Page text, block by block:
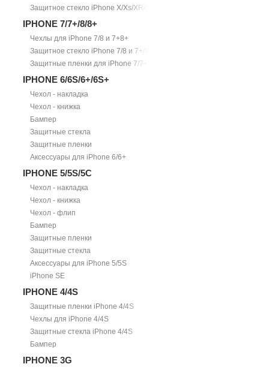
Защитное стекло iPhone X/Xs/XR/Xs Max
IPHONE 7/7+/8/8+
Чехлы для iPhone 7/8 и 7+8+
Защитное стекло iPhone 7/8 и 7+/8+
Защитные пленки для iPhone 7/7+
IPHONE 6/6S/6+/6S+
Чехол - накладка
Чехол - книжка
Бампер
Защитные стекла
Защитные пленки
Аксессуары для iPhone 6/6+
IPHONE 5/5S/5С
Чехол - накладка
Чехол - книжка
Чехол - флип
Бампер
Защитные пленки
Защитные стекла
Аксессуары для iPhone 5/5S
iPhone SE
IPHONE 4/4S
Защитные пленки iPhone 4/4S
Чехлы для iPhone 4/4S
Защитные стекла iPhone 4/4S
Бампер
IPHONE 3G